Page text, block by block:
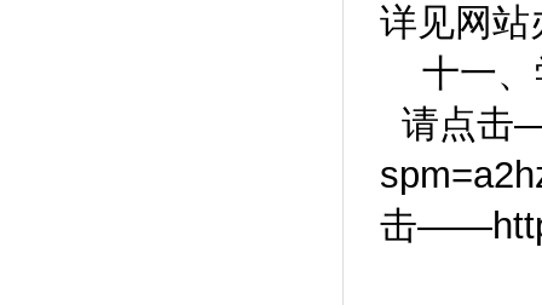
详见网站
十一
请点击
击